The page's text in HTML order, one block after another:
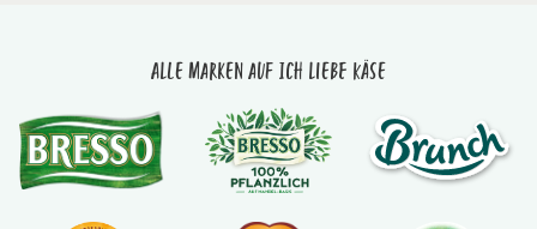
Alle Marken auf Ich liebe Käse